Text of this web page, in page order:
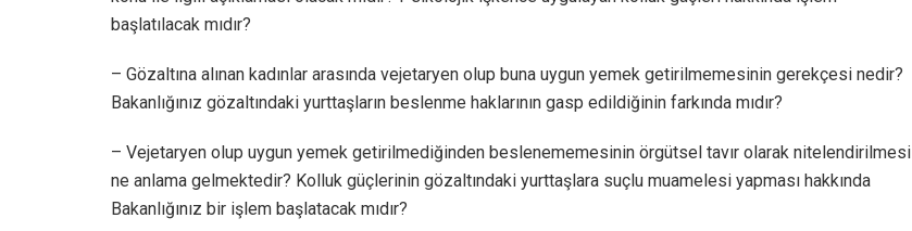
başlatılacak mıdır?
– Gözaltına alınan kadınlar arasında vejetaryen olup buna uygun yemek getirilmemesinin gerekçesi nedir?
Bakanlığınız gözaltındaki yurttaşların beslenme haklarının gasp edildiğinin farkında mıdır?
– Vejetaryen olup uygun yemek getirilmediğinden beslenememesinin örgütsel tavır olarak nitelendirilmesi
ne anlama gelmektedir? Kolluk güçlerinin gözaltındaki yurttaşlara suçlu muamelesi yapması hakkında
Bakanlığınız bir işlem başlatacak mıdır?